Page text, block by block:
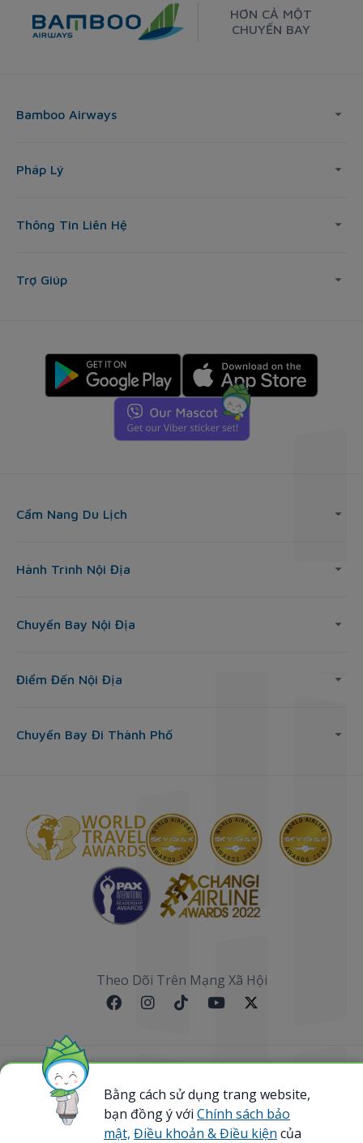
HƠN CẢ MỘT
CHUYẾN BAY
Bamboo Airways
Pháp Lý
Thông Tin Liên Hệ
Trợ Giúp
Cẩm Nang Du Lịch
Hành Trình Nội Địa
Chuyến Bay Nội Địa
Điểm Đến Nội Địa
Chuyến Bay Đi Thành Phố
Theo Dõi Trên Mạng Xã Hội
Sơ đồ website
@ 2023 Bamboo Airways Copyright. All Rights
Reserved.
Bằng cách sử dụng trang website,
bạn đồng ý với Chính sách bảo
mật, Điều khoản & Điều kiện của